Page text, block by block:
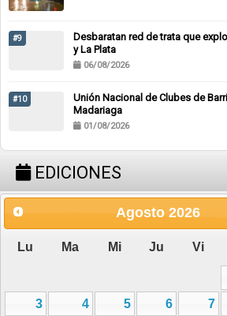
#9
Desbaratan red de trata que
y La Plata
06/08/2026
#10
Unión Nacional de Clubes de
Madariaga
01/08/2026
EDICIONES
Agosto 2026
Lu Ma Mi Ju Vi
3
4 5 6 7